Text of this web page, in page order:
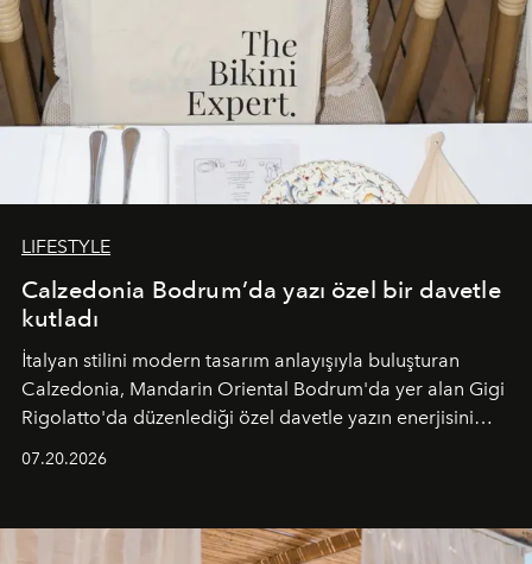
LIFESTYLE
Calzedonia Bodrum’da yazı özel bir davetle
kutladı
İtalyan stilini modern tasarım anlayışıyla buluşturan
Calzedonia, Mandarin Oriental Bodrum'da yer alan Gigi
Rigolatto'da düzenlediği özel davetle yazın enerjisini
07.20.2026